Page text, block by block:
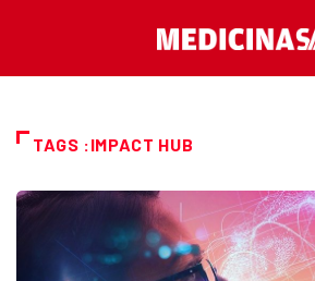
TAGS :IMPACT HUB